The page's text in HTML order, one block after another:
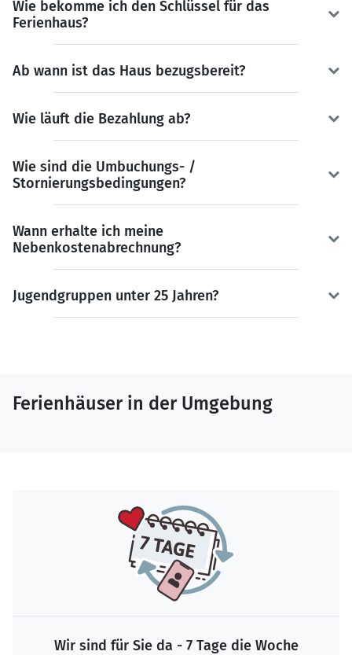
Wie bekomme ich den Schlüssel für das
Ferienhaus?
Ab wann ist das Haus bezugsbereit?
Wie läuft die Bezahlung ab?
Wie sind die Umbuchungs- /
Stornierungsbedingungen?
Wann erhalte ich meine
Nebenkostenabrechnung?
Jugendgruppen unter 25 Jahren?
Ferienhäuser in der Umgebung
Wir sind für Sie da - 7 Tage die Woche